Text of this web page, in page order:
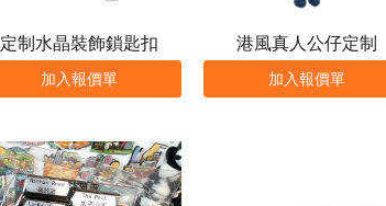
定制水晶裝飾鎖匙扣
加入報價單
港風真人公仔定制
加入報價單